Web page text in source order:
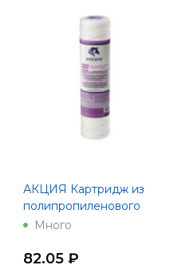
АКЦИЯ Картридж из
полипропиленового
шнура 10" 50 мкм РР
Много
82.05 ₽